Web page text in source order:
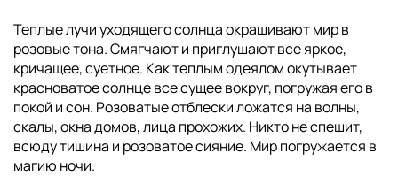
Теплые лучи уходящего солнца окрашивают мир в
розовые тона. Смягчают и приглушают все яркое,
кричащее, суетное. Как теплым одеялом окутывает
красноватое солнце все сущее вокруг, погружая его в
покой и сон. Розоватые отблески ложатся на волны,
скалы, окна домов, лица прохожих. Никто не спешит,
всюду тишина и розоватое сияние. Мир погружается в
магию ночи.